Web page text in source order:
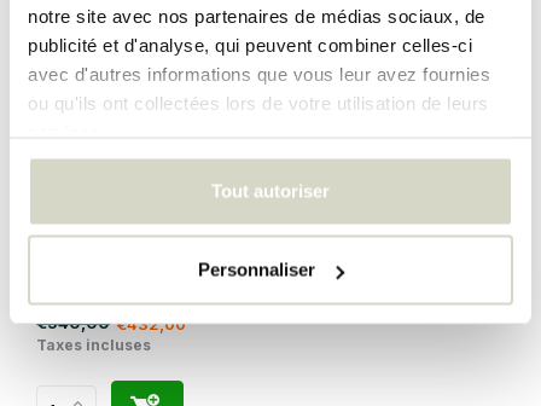
notre site avec nos partenaires de médias sociaux, de
publicité et d'analyse, qui peuvent combiner celles-ci
avec d'autres informations que vous leur avez fournies
ou qu'ils ont collectées lors de votre utilisation de leurs
Tout autoriser
Personnaliser
SALE 20%
Louis Poulsen
Lampe de table PH 80 blanc
opale/chrome brillant
€540,00 €432,00
Taxes incluses